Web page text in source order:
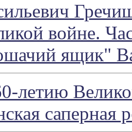
войне.
ящик"
летию
cаперная